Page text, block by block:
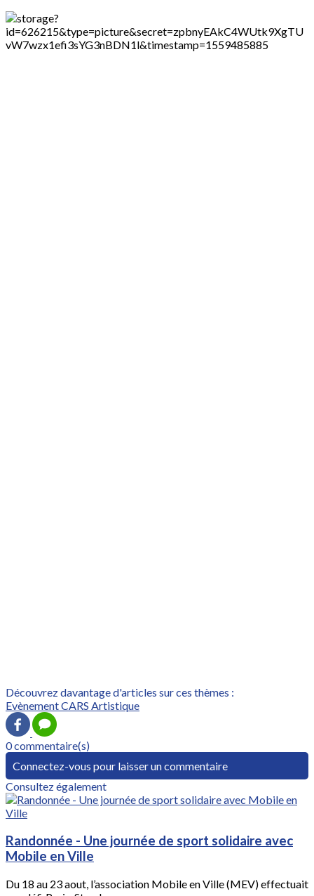
Découvrez davantage d'articles sur ces thèmes :
Evènement CARS Artistique
0 commentaire(s)
Connectez-vous pour laisser un commentaire
Consultez également
Randonnée - Une journée de sport solidaire avec
Mobile en Ville
Du 18 au 23 aout, l’association Mobile en Ville (MEV) effectuait